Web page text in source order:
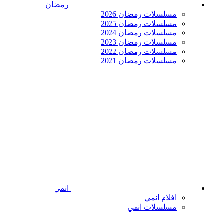
رمضان
مسلسلات رمضان 2026
مسلسلات رمضان 2025
مسلسلات رمضان 2024
مسلسلات رمضان 2023
مسلسلات رمضان 2022
مسلسلات رمضان 2021
انمي
افلام انمي
مسلسلات انمي